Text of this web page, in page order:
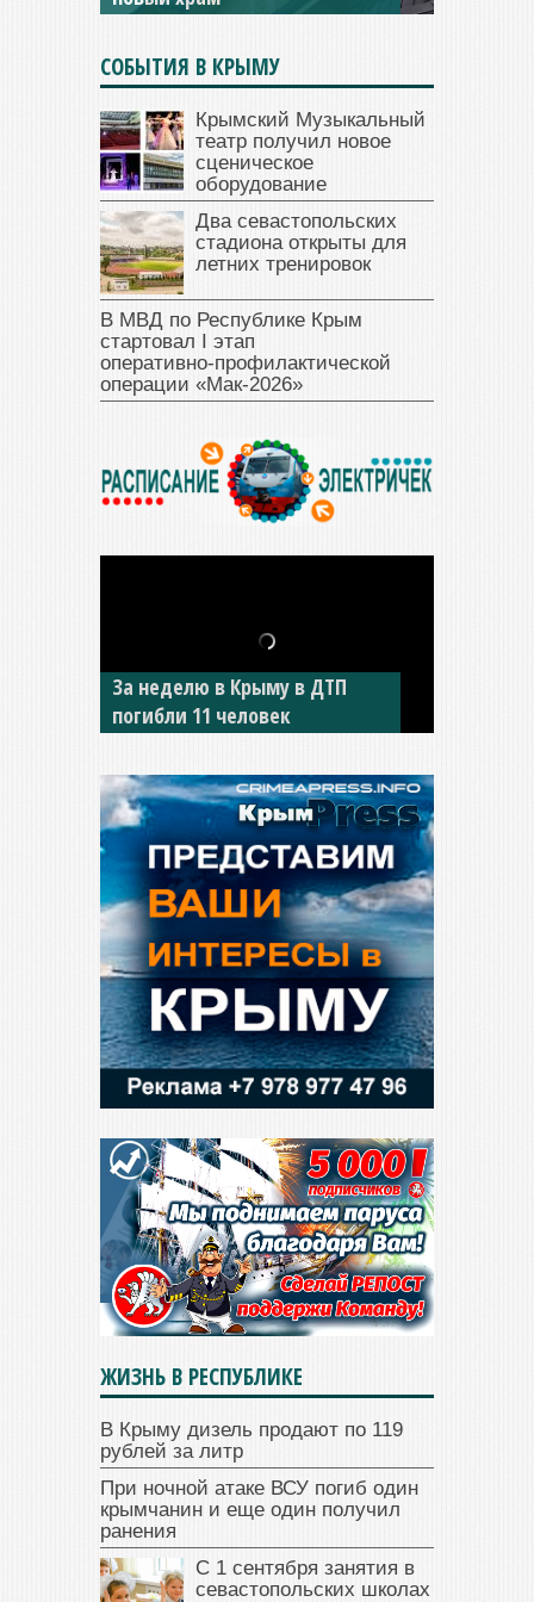
СОБЫТИЯ В КРЫМУ
Крымский Музыкальный
театр получил новое
сценическое
оборудование
Два севастопольских
стадиона открыты для
летних тренировок
В МВД по Республике Крым
стартовал I этап
оперативно‑профилактической
операции «Мак‑2026»
За неделю в Крыму в ДТП
погибли 11 человек
В Джанкое водитель ВАЗа
сбил двух детей на «зебре»
ЖИЗНЬ В РЕСПУБЛИКЕ
В Крыму дизель продают по 119
рублей за литр
При ночной атаке ВСУ погиб один
крымчанин и еще один получил
ранения
С 1 сентября занятия в
севастопольских школах